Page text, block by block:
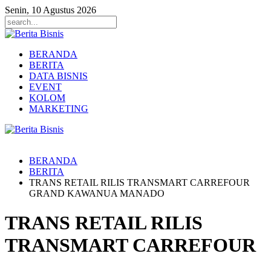
Senin, 10 Agustus 2026
BERANDA
BERITA
DATA BISNIS
EVENT
KOLOM
MARKETING
BERANDA
BERITA
TRANS RETAIL RILIS TRANSMART CARREFOUR
GRAND KAWANUA MANADO
TRANS RETAIL RILIS
TRANSMART CARREFOUR